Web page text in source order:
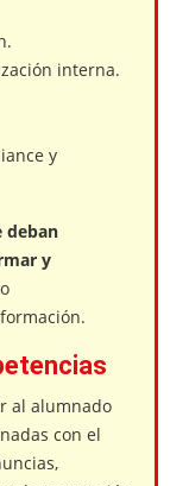
interna.
y
deban
y
al alumnado
con el